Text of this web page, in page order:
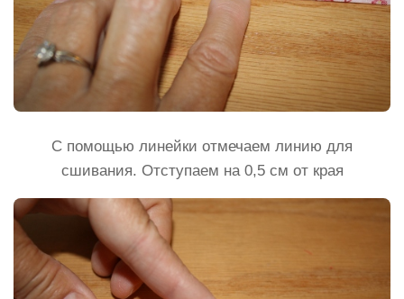
С помощью линейки отмечаем линию для
сшивания. Отступаем на 0,5 см от края